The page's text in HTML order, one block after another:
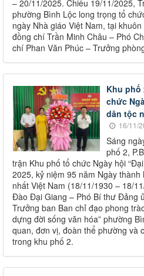
– 20/11/2025. Chiều 19/11/2025,
phường Bình Lộc long trọng tổ
ngày Nhà giáo Việt Nam, tại
đồng chí Trần Minh Châu – Phó
chí Phan Văn Phúc – Trưởng
Khu
chức
dân tộc
16/11/
Sáng
phố 2,
trận Khu phố tổ chức Ngày hội
2025, kỷ niệm 95 năm Ngày
nhất Việt Nam (18/11/1930 – 18/
Đào Đại Giang – Phó Bí thư Đảng
Trưởng ban Ban chỉ đạo phong
dựng đời sống văn hóa” phường
quan, đơn vị, đoàn thể phường và
trong khu phố 2.